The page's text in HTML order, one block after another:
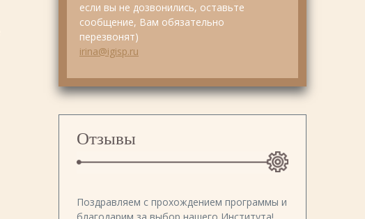
если вы не дозвонились, оставьте
сообщение, Вам обязательно
перезвонят)
irina@igisp.ru
Отзывы
Поздравляем с прохождением программы и